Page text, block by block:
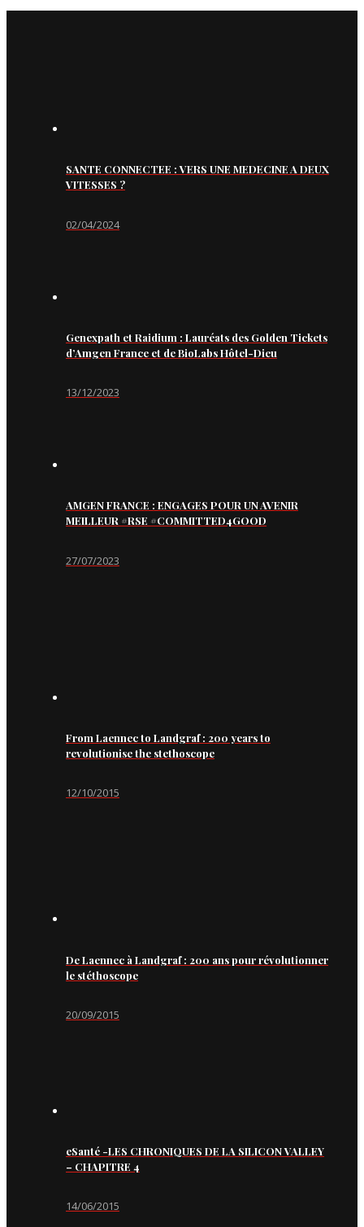
SANTE CONNECTEE : VERS UNE MEDECINE A DEUX
VITESSES ?
02/04/2024
Genexpath et Raidium : Lauréats des Golden Tickets
d’Amgen France et de BioLabs Hôtel-Dieu
13/12/2023
AMGEN FRANCE : ENGAGES POUR UN AVENIR
MEILLEUR #RSE #COMMITTED4GOOD
27/07/2023
From Laennec to Landgraf : 200 years to
revolutionise the stethoscope
12/10/2015
De Laennec à Landgraf : 200 ans pour révolutionner
le stéthoscope
20/09/2015
eSanté -LES CHRONIQUES DE LA SILICON VALLEY
– CHAPITRE 4
14/06/2015